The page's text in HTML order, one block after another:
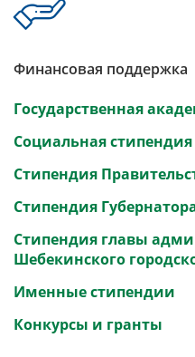
Финансовая поддержка
Государственная
Социальная стипендия
Стипендия
Стипендия
Стипендия главы
Шебекинского
Именные стипендии
Конкурсы и гранты